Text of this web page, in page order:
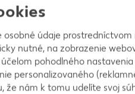
Bravčové stehno
bez kosti, v celku
1 kg
nad 20 € br.stehno
Bravčové stehno
údaje
nutné, na zobrazenie
pohodlného
personalizovaného
že nám k tomu udelíte svoj